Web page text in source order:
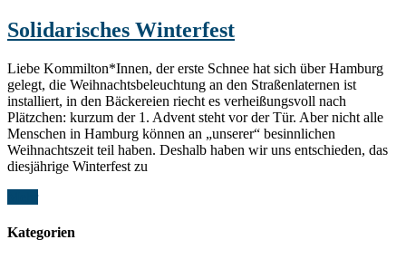
Solidarisches Winterfest
Liebe Kommilton*Innen, der erste Schnee hat sich über Hamburg
gelegt, die Weihnachtsbeleuchtung an den Straßenlaternen ist
installiert, in den Bäckereien riecht es verheißungsvoll nach
Plätzchen: kurzum der 1. Advent steht vor der Tür. Aber nicht alle
Menschen in Hamburg können an „unserer“ besinnlichen
Weihnachtszeit teil haben. Deshalb haben wir uns entschieden, das
diesjährige Winterfest zu
Kategorien